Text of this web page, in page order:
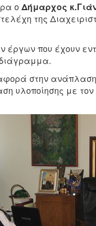
ο Δήμαρχος
της
έργων που έχουν
αφορά στην
υλοποίησης με